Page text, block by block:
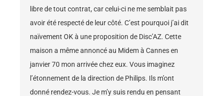
libre de tout contrat, car celui-ci ne me semblait pas
avoir été respecté de leur côté. C’est pourquoi j’ai dit
naïvement OK à une proposition de Disc’AZ. Cette
maison a même annoncé au Midem à Cannes en
janvier 70 mon arrivée chez eux. Vous imaginez
l’étonnement de la direction de Philips. Ils m’ont
donné rendez-vous. Je m’y suis rendu en pensant